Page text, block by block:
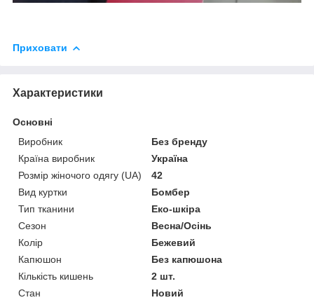
Приховати
Характеристики
Основні
Виробник
Без бренду
Країна виробник
Україна
Розмір жіночого одягу (UA)
42
Вид куртки
Бомбер
Тип тканини
Еко-шкіра
Сезон
Весна/Осінь
Колір
Бежевий
Капюшон
Без капюшона
Кількість кишень
2 шт.
Стан
Новий